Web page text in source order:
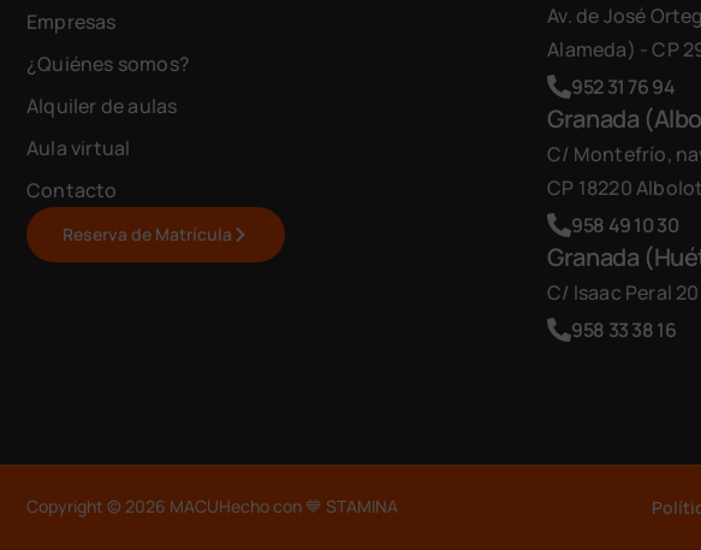
Empresas
¿Quiénes somos?
Alquiler de aulas
Aula virtual
Contacto
Reserva de Matrícula
Av. de José
Alameda) - CP
952 31 76 94
Granada
C/ Montefrío,
CP 18220
958 49 10 30
Granada
C/ Isaac Peral
958 33 38 16
Copyright © 2026 MACUHecho con 💙 STAMINA